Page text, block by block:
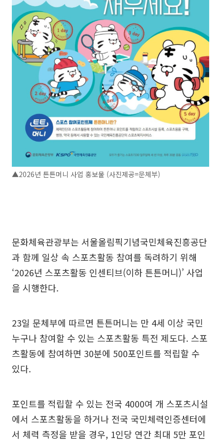
▲2026년 튼튼머니 사업 홍보물 (사진제공=문체부)
문화체육관광부는 서울올림픽기념국민체육진흥공단
과 함께 일상 속 스포츠활동 참여를 독려하기 위해
‘2026년 스포츠활동 인센티브(이하 튼튼머니)’ 사업
을 시행한다.
23일 문체부에 따르면 튼튼머니는 만 4세 이상 국민
누구나 참여할 수 있는 스포츠활동 특전 제도다. 스포
츠활동에 참여하면 30분에 500포인트를 적립할 수
있다.
포인트를 적립할 수 있는 전국 4000여 개 스포츠시설
에서 스포츠활동을 하거나 전국 국민체력인증센터에
서 체력 측정을 받을 경우, 1인당 연간 최대 5만 포인